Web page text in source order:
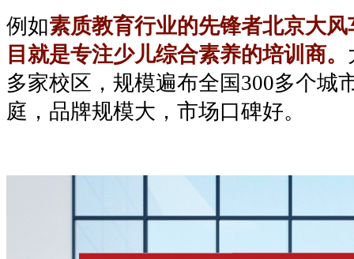
例如素质教育行业的先锋者北京大
目就是专注少儿综合素养的培训商。
多家校区，规模遍布全国300多个城
庭，品牌规模大，市场口碑好。